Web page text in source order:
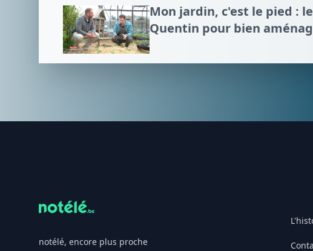
Mon jardin, c'est le pied :
Quentin pour bien
notélé, encore plus proche